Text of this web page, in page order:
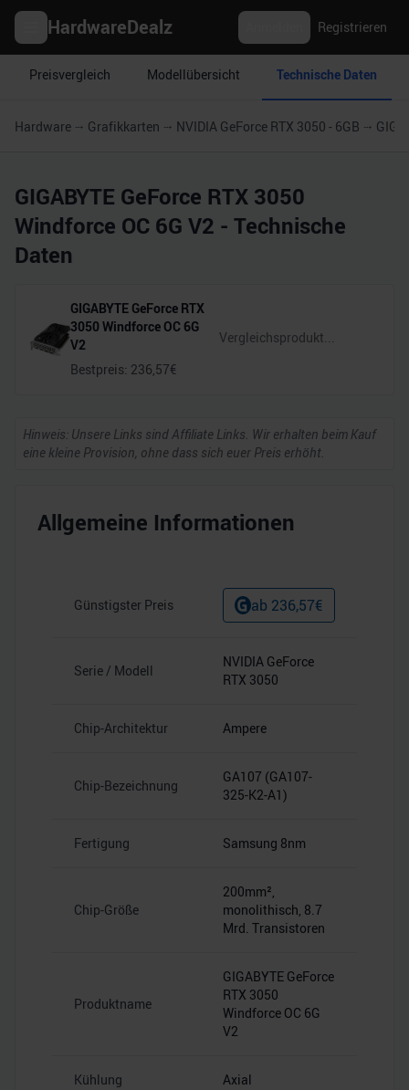
HardwareDealz Registrieren
Preisvergleich Modellübersicht Technische Daten
Hardware Grafikkarten NVIDIA GeForce RTX 3050 - 6GB
GIGABYTE GeForce RTX 3050
Windforce OC 6G V2 - Technische
Daten
GIGABYTE GeForce RTX
3050 Windforce OC 6G
V2
Bestpreis: 236,57€
Hinweis: Unsere Links sind Affiliate Links. Wir erhalten beim Kauf
eine kleine Provision, ohne dass sich euer Preis erhöht.
Allgemeine Informationen
Günstigster Preis ab 236,57€
Serie / Modell
NVIDIA GeForce
RTX 3050
Chip-Architektur Ampere
Chip-Bezeichnung
GA107 (GA107-
325-K2-A1)
Fertigung Samsung 8nm
Chip-Größe
200mm²,
monolithisch, 8.7
Mrd. Transistoren
Produktname
GIGABYTE GeForce
RTX 3050
Windforce OC 6G
V2
Kühlung Axial